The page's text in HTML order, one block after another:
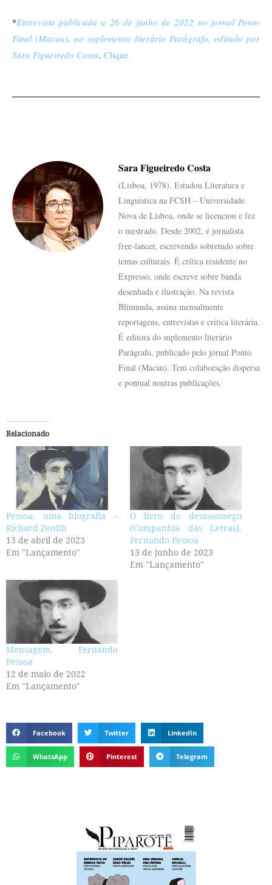
*Entrevista publicada a 26 de junho de 2022 no jornal Ponto
Final (Macau), no suplemento literário Parágrafo, editado por
Sara Figueiredo Costa. Clique
Sara Figueiredo Costa
(Lisboa, 1978). Estudou Literatura e
Linguística na FCSH – Universidade
Nova de Lisboa, onde se licenciou e fez
o mestrado. Desde 2002, é jornalista
free-lancer, escrevendo sobretudo sobre
temas culturais. É crítica residente no
Expresso, onde escreve sobre banda
desenhada e ilustração. Na revista
Blimunda, assina mensalmente
reportagens, entrevistas e crítica literária.
É editora do suplemento literário
Parágrafo, publicado pelo jornal Ponto
Final (Macau). Tem colaboração dispersa
e pontual noutras publicações.
Relacionado
Pessoa: uma biografia –
Richard Zenith
13 de abril de 2023
Em "Lançamento"
O livro do desassossego
(Companhia das Letras),
Fernando Pessoa
13 de junho de 2023
Em "Lançamento"
Mensagem, Fernando
Pessoa
12 de maio de 2022
Em "Lançamento"
Facebook Twitter LinkedIn
WhatsApp Pinterest Telegram